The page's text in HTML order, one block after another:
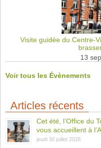
Visite guidée du Centre-
13
Voir tous les Évènements
Articles récents
Cet été, l’Office du
vous accueillent à
jeudi 30 juillet 2026